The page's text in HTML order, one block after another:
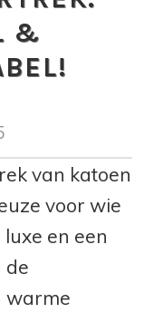
&
van katoen
voor wie
en een
de
warme